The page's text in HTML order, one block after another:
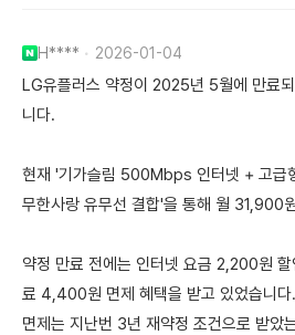
H**** 2026-01-04
LG유플러스 약정이 2025년 5월에 만료
니다.
현재 '기가슬림 500Mbps 인터넷 + 고급
무한사랑 유무선 결합'을 통해 월 31,900
약정 만료 전에는 인터넷 요금 2,200원
료 4,400원 면제 혜택을 받고 있었습니
면제는 지난번 3년 재약정 조건으로 받았